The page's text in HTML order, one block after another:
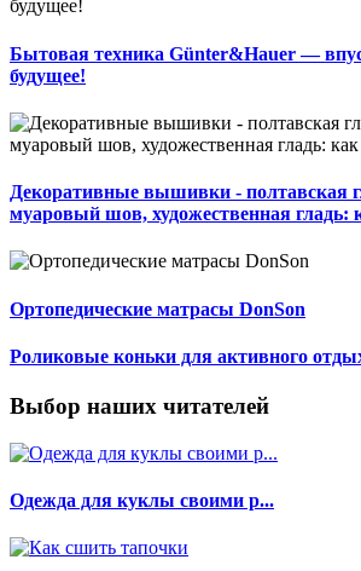
Бытовая техника Günter&Hauer —
будущее!
Декоративные вышивки - полтавская
муаровый шов, художественная
Ортопедические матрасы DonSon
Роликовые коньки для активного
Выбор наших читателей
Одежда для куклы своими р...